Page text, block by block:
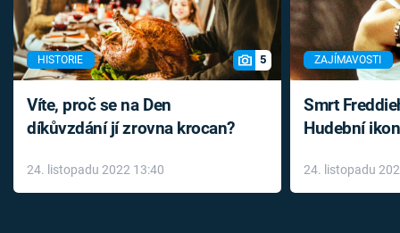
HISTORIE 5
Víte, proč se na Den
díkůvzdání jí zrovna krocan?
24. listopadu 2022 13:40
ZAJÍMAVOSTI
Smrt
Hudební
léky
24. listopadu